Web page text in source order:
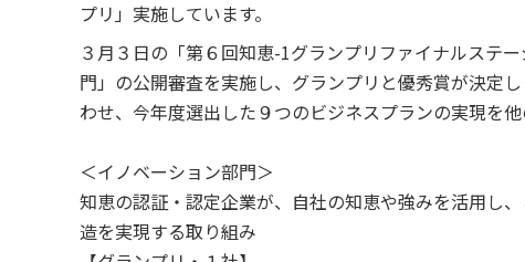
プリ」実施しています。
３月３日の「第６回知恵-1グランプリファイナルステ
門」の公開審査を実施し、グランプリと優秀賞が決定
わせ、今年度選出した９つのビジネスプランの実現を
＜イノベーション部門＞
知恵の認証・認定企業が、自社の知恵や強みを活用し
造を実現する取り組み